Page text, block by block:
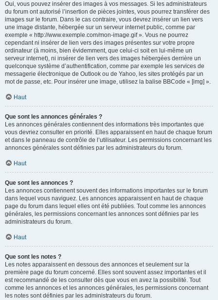
Oui, vous pouvez insérer des images à vos messages. Si les administrateurs
du forum ont autorisé l’insertion de pièces jointes, vous pourrez transférer des
images sur le forum. Dans le cas contraire, vous devrez insérer un lien vers
une image distante, hébergée sur un serveur internet public, comme par
exemple « http://www.exemple.com/mon-image.gif ». Vous ne pourrez
cependant ni insérer de lien vers des images présentes sur votre propre
ordinateur (à moins, bien évidemment, que celui-ci soit en lui-même un
serveur internet), ni insérer de lien vers des images hébergées derrière un
quelconque système d’authentification, comme par exemple les services de
messagerie électronique de Outlook ou de Yahoo, les sites protégés par un
mot de passe, etc. Pour insérer une image, utilisez la balise BBCode « [img] ».
Haut
Que sont les annonces générales ?
Les annonces générales contiennent des informations très importantes que
vous devriez consulter en priorité. Elles apparaissent en haut de chaque forum
et dans le panneau de contrôle de l’utilisateur. Les permissions concernant les
annonces générales sont définies par les administrateurs du forum.
Haut
Que sont les annonces ?
Les annonces contiennent souvent des informations importantes sur le forum
dans lequel vous naviguez. Les annonces apparaissent en haut de chaque
page du forum dans lequel elles ont été publiées. Tout comme les annonces
générales, les permissions concernant les annonces sont définies par les
administrateurs du forum.
Haut
Que sont les notes ?
Les notes apparaissent en dessous des annonces et seulement sur la
première page du forum concerné. Elles sont souvent assez importantes et il
est recommandé de les consulter dès que vous en avez la possibilité. Tout
comme les annonces et les annonces générales, les permissions concernant
les notes sont définies par les administrateurs du forum.